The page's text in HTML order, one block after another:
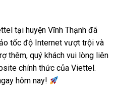
tại huyện Vĩnh Thạnh đã
tốc độ Internet vượt trội và
thêm, quý khách vui lòng liên
chính thức của Viettel.
hôm nay!